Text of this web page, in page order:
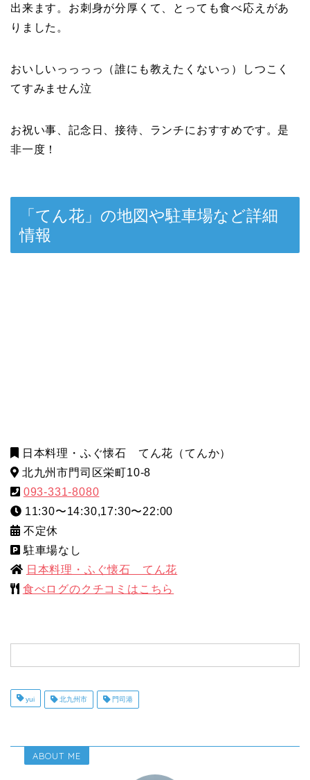
出来ます。お刺身が分厚くて、とっても食べ応えがあ
りました。
おいしいっっっっ（誰にも教えたくないっ）しつこく
てすみません泣
お祝い事、記念日、接待、ランチにおすすめです。是
非一度！
「てん花」の地図や駐車場など詳細
情報
日本料理・ふぐ懐石 てん花（てんか）
北九州市門司区栄町10-8
093-331-8080
11:30〜14:30,17:30〜22:00
不定休
駐車場なし
日本料理・ふぐ懐石 てん花
食べログのクチコミはこちら
yui 北九州市 門司港
ABOUT ME